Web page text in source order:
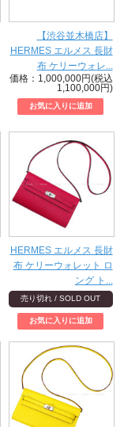
【渋谷並木橋店】
HERMES エルメス 長財
布 ケリーウォレ...
価格：1,000,000円(税込
1,100,000円)
HERMES エルメス 長財
布 ケリーウォレット ロ
ング ト...
売り切れ / SOLD OUT